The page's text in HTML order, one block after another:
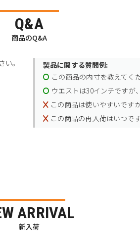
Q&A
商品のQ&A
。
製品に関する質問例:
この商品の内寸を教えてく
ウエストは30インチですが
この商品は使いやすいです
この商品の再入荷はいつで
ARRIVAL
新入荷